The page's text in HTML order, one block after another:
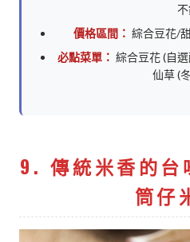
價格區間： 綜合豆花/
必點菜單： 綜合豆花 (自
仙草 (
9. 傳統米香的台
筒仔